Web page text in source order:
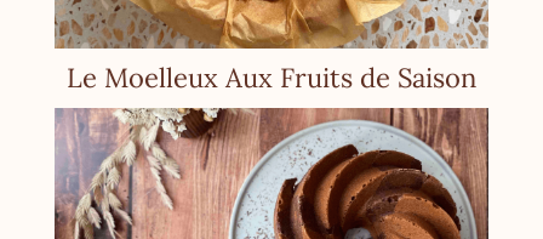
Le Moelleux Aux Fruits de Saison